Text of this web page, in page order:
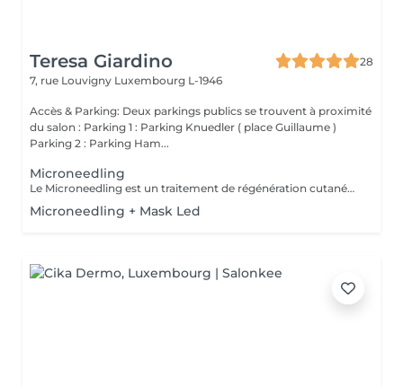
Teresa Giardino
28
7, rue Louvigny Luxembourg L-1946
Accès & Parking: Deux parkings publics se trouvent à proximité
du salon : Parking 1 : Parking Knuedler ( place Guillaume )
Parking 2 : Parking Ham...
Microneedling
Le Microneedling est un traitement de régénération cutanée qui active les capacités naturelles de réparation de la peau. Grâce à la création de micro-canaux contrôlés, il stimule intensément la production de collagène et d'élastine, tout en optimisant la pénétration des actifs utilisés pendant le soin. Chaque protocole est personnalisé grâce à l'utilisation de sérums spécifiques, soigneusement sélectionnés en fonction des besoins et des problématiques de chaque peau : hydratation, anti-âge, éclat du teint, taches pigmentaires, imperfections, cicatrices d'acné ou perte de fermeté. Idéal pour traiter le vieillissement cutané, les cicatrices, les pores dilatés, les irrégularités du teint et le manque d'éclat, ce traitement améliore visiblement la qualité de la peau. Séance après séance, le teint est plus lumineux, la peau plus lisse, plus ferme et visiblement revitalisée. Pour des résultats optimaux et durables, un protocole de plusieurs séances peut être recommandé selon les objectifs recherchés
Microneedling + Mask Led